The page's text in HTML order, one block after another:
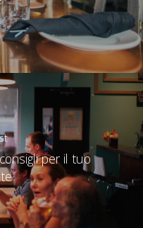
per il tuo